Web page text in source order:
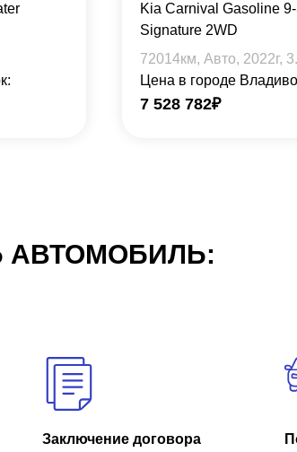
Kia Carnival Gasoline
Signature 2WD
72014км, Авто, 2022г,
Цена в городе
7 528 782₽
АВТОМОБИЛЬ:
Заключение договора